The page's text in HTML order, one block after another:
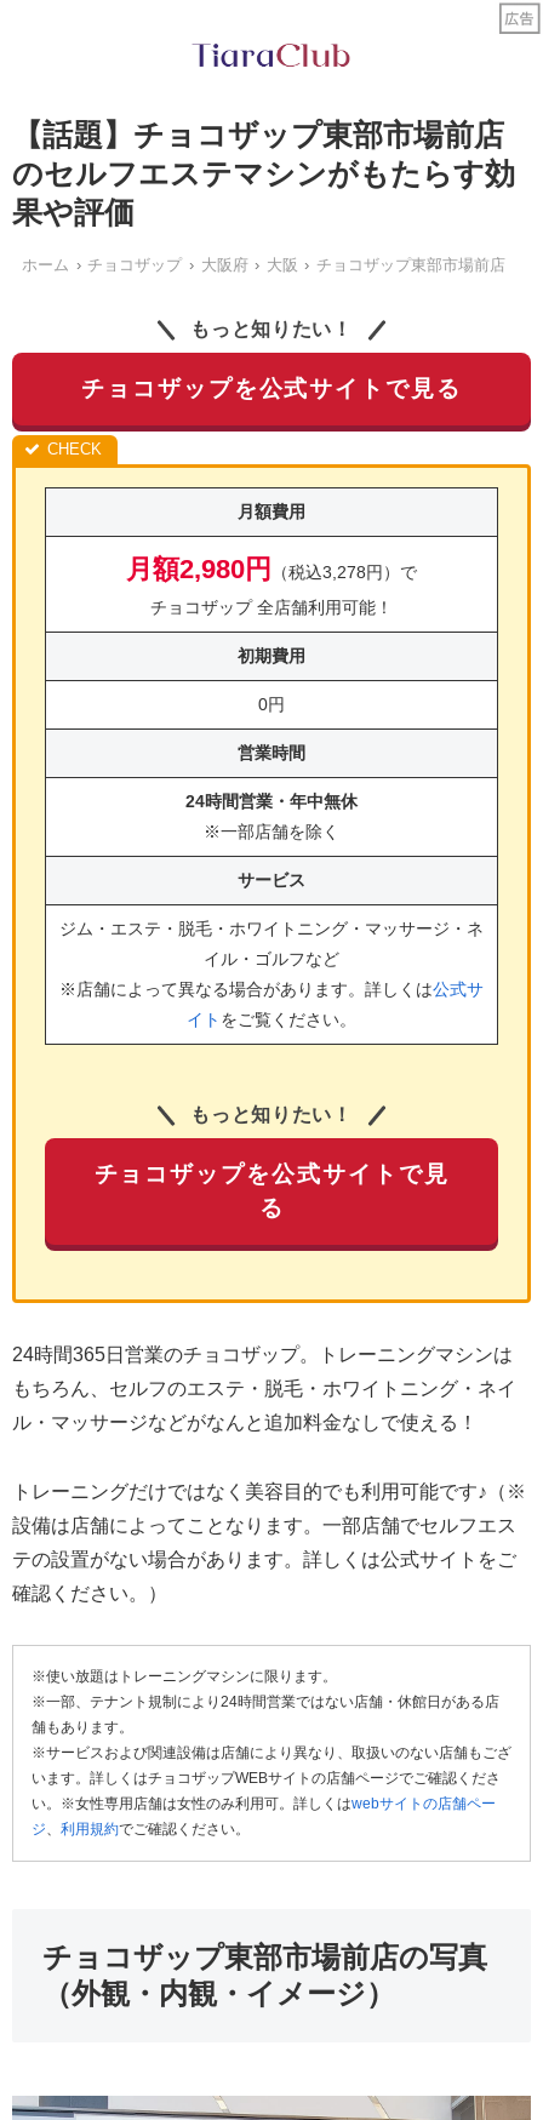
【話題】チョコザップ東部市場前店
のセルフエステマシンがもたらす効
果や評価
ホーム チョコザップ 大阪府 大阪 チョコザップ東部市場前店
もっと知りたい！
チョコザップを公式サイトで見る
月額費用
月額2,980円
（税込3,278円）で
チョコザップ 全店舗利用可能！
初期費用
0円
営業時間
24時間営業・年中無休
※一部店舗を除く
サービス
ジム・エステ・脱毛・ホワイトニング・マッサージ・ネ
イル・ゴルフなど
※店舗によって異なる場合があります。詳しくは公式サ
イト をご覧ください。
もっと知りたい！
チョコザップを公式サイトで見
る
24時間365日営業のチョコザップ。トレーニングマシンは
もちろん、セルフのエステ・脱毛・ホワイトニング・ネイ
ル・マッサージなどがなんと追加料金なしで使える！
トレーニングだけではなく美容目的でも利用可能です♪（※
設備は店舗によってことなります。一部店舗でセルフエス
テの設置がない場合があります。詳しくは公式サイトをご
確認ください。）
※使い放題はトレーニングマシンに限ります。
※一部、テナント規制により24時間営業ではない店舗・休館日がある店
舗もあります。
※サービスおよび関連設備は店舗により異なり、取扱いのない店舗もござ
います。詳しくはチョコザップWEBサイトの店舗ページでご確認くださ
い。※女性専用店舗は女性のみ利用可。詳しくはwebサイトの店舗ペー
ジ、 利用規約でご確認ください。
チョコザップ東部市場前店の写真
（外観・内観・イメージ）